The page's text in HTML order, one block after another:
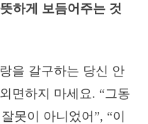
하게 보듬어주는 것
을 갈구하는 당신 안
면하지 마세요. “그동
못이 아니었어”, “이